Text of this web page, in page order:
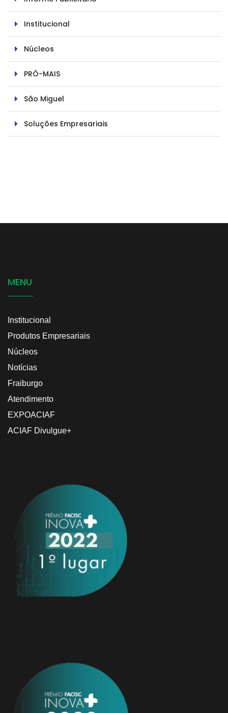
Institucional
Núcleos
PRÓ-MAIS
São Miguel
Soluções Empresariais
MENU
Institucional
Produtos Empresariais
Núcleos
Notícias
Fraiburgo
Atendimento
EXPOACIAF
ACIAF Divulgue+